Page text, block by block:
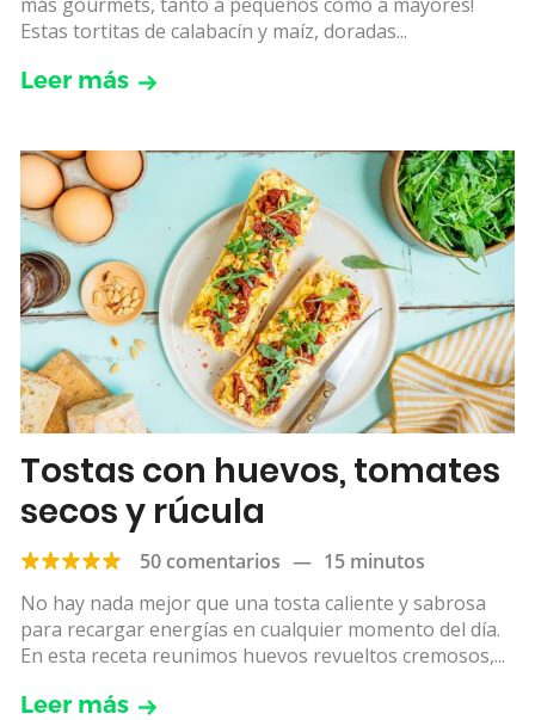
Estas tortitas de calabacín y maíz, doradas...
Leer más
Tostas con huevos, tomates
secos y rúcula
50 comentarios — 15 minutos
No hay nada mejor que una tosta caliente y sabrosa
para recargar energías en cualquier momento del día.
En esta receta reunimos huevos revueltos cremosos,...
Leer más